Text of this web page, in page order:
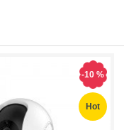
Захранващ конектор за охранителни камери - женски
Купи Hot
-10 %